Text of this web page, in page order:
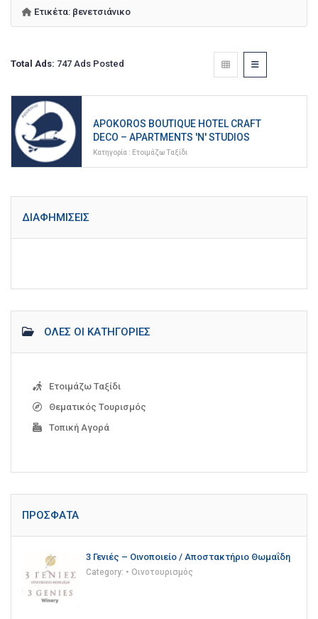
Ετικέτα: βενετσιάνικο
Total Ads: 747 Ads Posted
APOKOROS BOUTIQUE HOTEL CRAFT
DECO – APARTMENTS 'N' STUDIOS
Κατηγορία : Ετοιμάζω Ταξίδι
ΔΙΑΦΗΜΊΣΕΙΣ
ΌΛΕΣ ΟΙ ΚΑΤΗΓΟΡΊΕΣ
Ετοιμάζω Ταξίδι
Θεματικός Τουρισμός
Τοπική Αγορά
ΠΡΌΣΦΑΤΑ
3 Γενιές – Οινοποιείο / Αποστακτήριο Θωμαΐδη
Category: • Οινοτουρισμός